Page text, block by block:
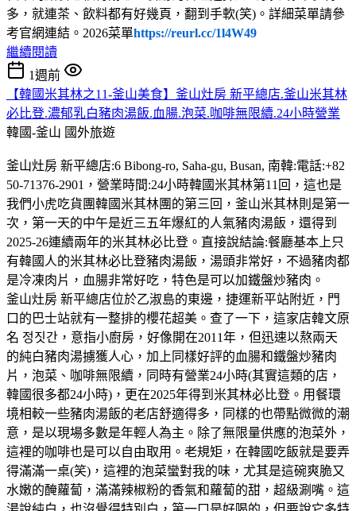
多，就連茶、飲料都有好幾頁，翻到手軟(笑)。詳細菜單請參
考官網連結。2026菜單https://reurl.cc/1l4W49
繼續閱讀
1週前
【韓國米其林之11-釜山美食】釜山灶房 新平總店.釜山米其林
必比登.濃郁乳白豬肉湯飯.血腸.泡菜.咖啡無限續.24小時營業
韓國-釜山 國外旅遊
釜山灶房 新平總店:6 Bibong-ro, Saha-gu, Busan, 南韓:電話:+82
50-71376-2901，營業時間:24小時韓國米其林第11回，這也是
我們小虎吃貨團韓國米其林團的第三回，釜山米其林則是第一
次，第一天的中午是近三五年爆紅的人氣豬肉湯飯，還得到
2025-26連續兩年的米其林必比登。直接說結論:餐廳基本上只
有韓國人的米其林必比登豬肉湯飯，湯頭非常好，不過豬肉都
是冷凍肉片，血腸非常好吃，特色是可以加鐵盤炒豬肉。
釜山灶房 新平總店位於乙淑島的東邊，捷運新平站附近，門
口的巴士站就有一整排的櫻花超美。查了一下，這家店韓文原
名 정짓간，意指小廚房，好像開在2011年，但迅速以熬兩天
的純白豬肉湯擄獲人心，加上同樣好評的血腸和鐵盤炒豬肉
片，泡菜、咖啡無限續，同時有營業24小時(其實這類的店，
韓國很多都24小時)，更在2025年得到米其林必比登。用餐環
境相較一些豬肉湯飯的老店舒適得多，同樣的也帶點微微的潮
意，是以現場多數是年輕人為主。除了無限量供應的泡菜外，
這裡的咖啡也是可以自由取用。老規矩，在韓國吃飯就是要弄
得滿滿一桌(笑)，這裡的泡菜蠻對我的味，尤其是這碗爽脆又
水嫩的醃蘿蔔，滿滿辣椒粉的香氣和蘿蔔的甜，超級涮嘴。這